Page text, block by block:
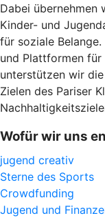
Dabei übernehmen
Kinder- und
für soziale
und Plattformen für
unterstützen wir
Zielen des Pariser
Wofür wir uns
jugend creativ
Sterne des Sports
Crowdfunding
Jugend und